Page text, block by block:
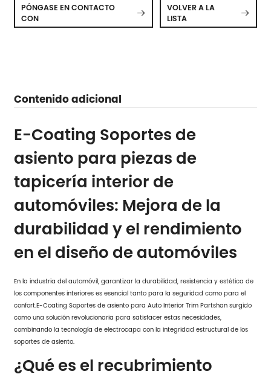
PÓNGASE EN CONTACTO
CON

VOLVER A LA
LISTA

Contenido adicional
E-Coating Soportes de
asiento para piezas de
tapicería interior de
automóviles: Mejora de la
durabilidad y el rendimiento
en el diseño de automóviles
En la industria del automóvil, garantizar la durabilidad, resistencia y estética de
los componentes interiores es esencial tanto para la seguridad como para el
confort.E-Coating Soportes de asiento para Auto Interior Trim Partshan surgido
como una solución revolucionaria para satisfacer estas necesidades,
combinando la tecnología de electrocapa con la integridad estructural de los
soportes de asiento.
¿Qué es el recubrimiento